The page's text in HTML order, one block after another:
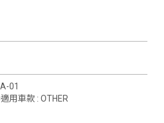
01
用車款 : OTHER